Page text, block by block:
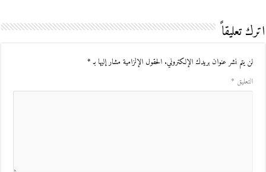
اترك تعليقاً
لن يتم نشر عنوان بريدك الإلكتروني. الحقول الإلزامية مشار إليها بـ*
التعليق *